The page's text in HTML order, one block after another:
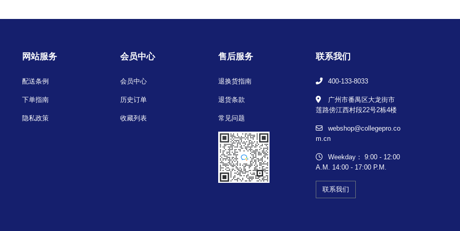
网站服务
配送条例
下单指南
隐私政策
会员中心
会员中心
历史订单
收藏列表
售后服务
退换货指南
退货条款
常见问题
联系我们
400-133-8033
广州市番禺区大龙街市
莲路傍江西村段22号2栋4楼
webshop@collegepro.co
m.cn
Weekday： 9:00 - 12:00
A.M. 14:00 - 17:00 P.M.
联系我们